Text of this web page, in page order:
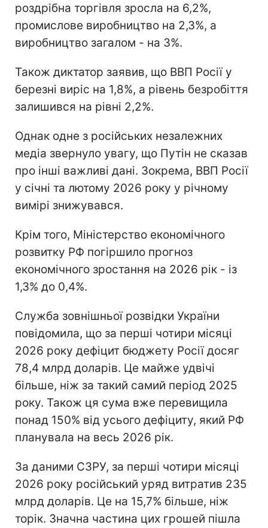
роздрібна торгівля зросла на 6,2%,
промислове виробництво на 2,3%, а
виробництво загалом - на 3%.
Також диктатор заявив, що ВВП Росії у
березні виріс на 1,8%, а рівень безробіття
залишився на рівні 2,2%.
Однак одне з російських незалежних
медіа звернуло увагу, що Путін не сказав
про інші важливі дані. Зокрема, ВВП Росії
у січні та лютому 2026 року у річному
вимірі знижувався.
Крім того, Міністерство економічного
розвитку РФ погіршило прогноз
економічного зростання на 2026 рік - із
1,3% до 0,4%.
Служба зовнішньої розвідки України
повідомила, що за перші чотири місяці
2026 року дефіцит бюджету Росії досяг
78,4 млрд доларів. Це майже удвічі
більше, ніж за такий самий період 2025
року. Також ця сума вже перевищила
понад 150% від усього дефіциту, який РФ
планувала на весь 2026 рік.
За даними СЗРУ, за перші чотири місяці
2026 року російський уряд витратив 235
млрд доларів. Це на 15,7% більше, ніж
торік. Значна частина цих грошей пішла